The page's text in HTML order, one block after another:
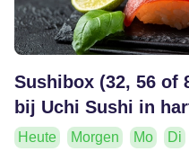
Sushibox (32, 56 of
bij Uchi Sushi in
Heute Morgen Mo Di